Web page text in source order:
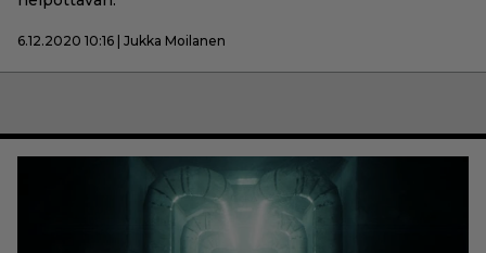
6.12.2020 10:16 | Jukka Moilanen